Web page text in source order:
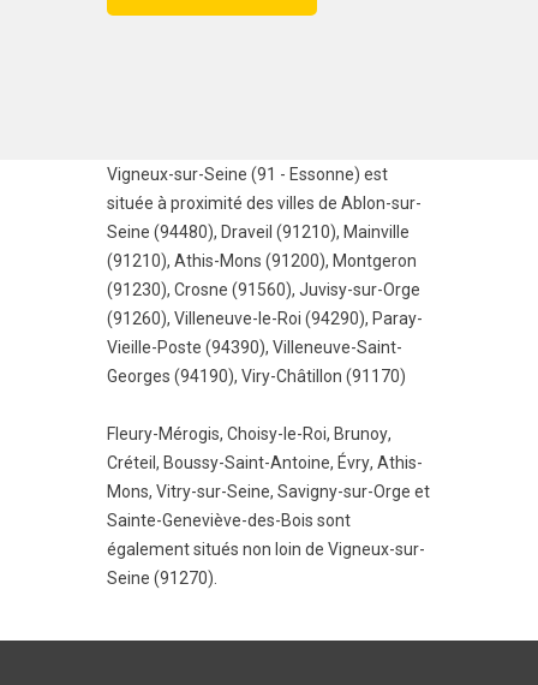
Vigneux-sur-Seine (91 - Essonne) est
située à proximité des villes de Ablon-sur-
Seine (94480), Draveil (91210), Mainville
(91210), Athis-Mons (91200), Montgeron
(91230), Crosne (91560), Juvisy-sur-Orge
(91260), Villeneuve-le-Roi (94290), Paray-
Vieille-Poste (94390), Villeneuve-Saint-
Georges (94190), Viry-Châtillon (91170)
Fleury-Mérogis, Choisy-le-Roi, Brunoy,
Créteil , Boussy-Saint-Antoine, Évry, Athis-
Mons, Vitry-sur-Seine, Savigny-sur-Orge et
Sainte-Geneviève-des-Bois sont
également situés non loin de Vigneux-sur-
Seine (91270).